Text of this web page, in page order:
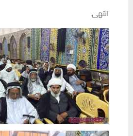
انتهى.